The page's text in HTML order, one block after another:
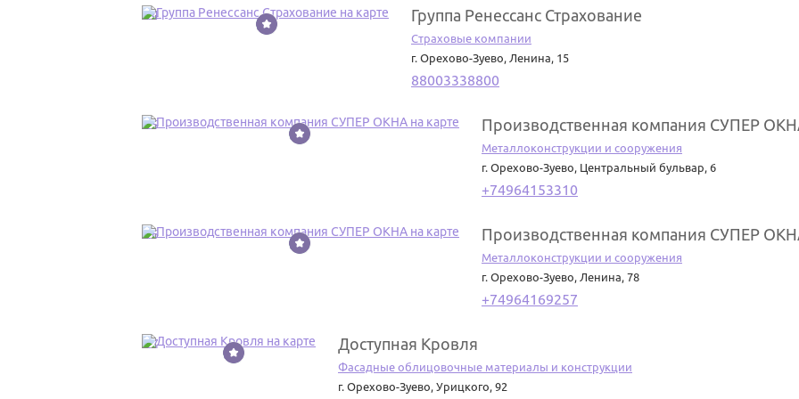
24 Группа Ренессанс Страхование
Страховые компании
г. Орехово-Зуево, Ленина, 15
88003338800
25 Производственная компания СУПЕР
Металлоконструкции и сооружения
г. Орехово-Зуево, Центральный бульвар, 6
+74964153310
26 Производственная компания СУПЕР
Металлоконструкции и сооружения
г. Орехово-Зуево, Ленина, 78
+74964169257
27 Доступная Кровля
Фасадные облицовочные материалы и конструкции
г. Орехово-Зуево, Урицкого, 92